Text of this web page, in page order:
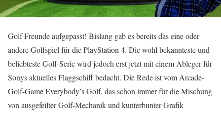
Golf Freunde aufgepasst! Bislang gab es bereits das eine oder
andere Golfspiel für die PlayStation 4. Die wohl bekannteste und
beliebteste Golf-Serie wird jedoch erst jetzt mit einem Ableger für
Sonys aktuelles Flaggschiff bedacht. Die Rede ist vom Arcade-
Golf-Game Everybody’s Golf, das schon immer für die Mischung
von ausgefeilter Golf-Mechanik und kunterbunter Grafik